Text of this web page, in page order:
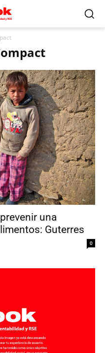
una
Guterres
0